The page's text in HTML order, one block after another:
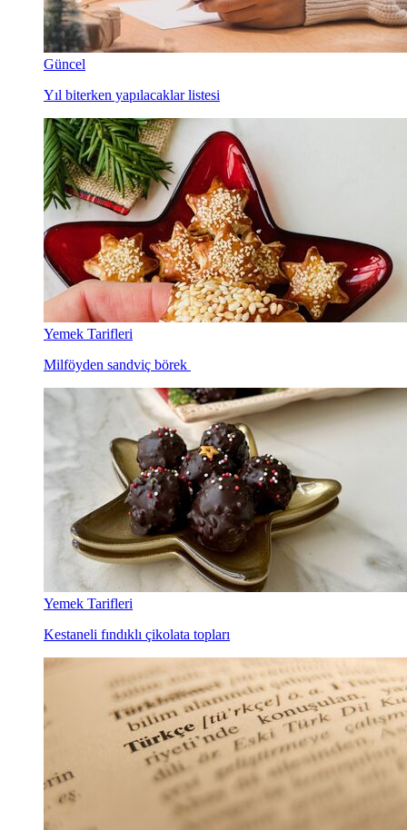
Güncel
Yıl biterken yapılacaklar listesi
Yemek Tarifleri
Milföyden sandviç börek
Yemek Tarifleri
Kestaneli fındıklı çikolata topları